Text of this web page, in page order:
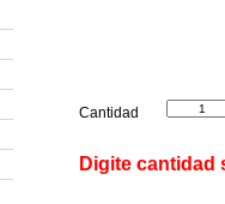
Cantidad
Digite